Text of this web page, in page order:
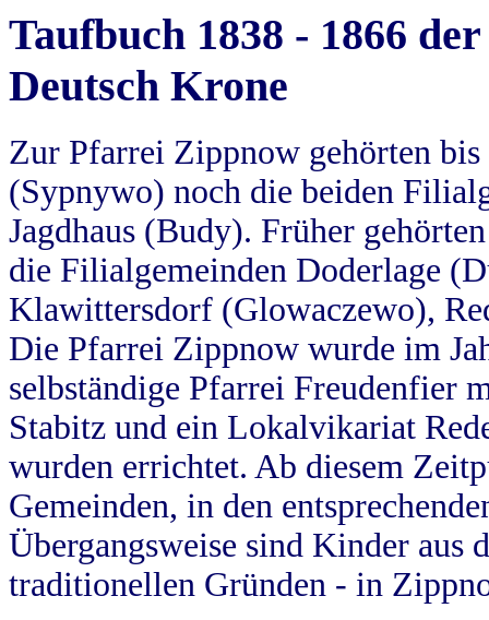
Taufbuch 1838 - 1866
Deutsch Krone
Zur Pfarrei Zippnow gehörten
(Sypnywo) noch die beiden
Jagdhaus (Budy). Früher
die Filialgemeinden Doderlage
Klawittersdorf (Glowaczewo),
Die Pfarrei Zippnow wurde im
selbständige Pfarrei Freudenfier
Stabitz und ein Lokalvikariat
wurden errichtet. Ab diesem
Gemeinden, in den
Übergangsweise sind Kinder aus
traditionellen Gründen - in